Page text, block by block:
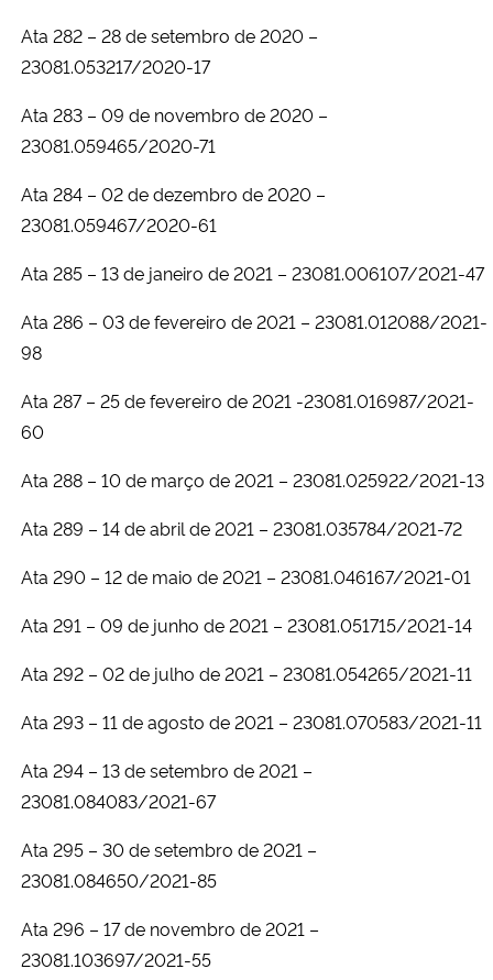
Gabinete de Segurança Institucional
Banco Central do Brasil
Planalto
Ata 282 – 28 de setembro de 2020 –
23081.053217/2020-17
Ata 283 – 09 de novembro de 2020 –
23081.059465/2020-71
Ata 284 – 02 de dezembro de 2020 –
23081.059467/2020-61
Ata 285 – 13 de janeiro de 2021 – 23081.006107/2021-47
Ata 286 – 03 de fevereiro de 2021 – 23081.012088/2021-
98
Ata 287 – 25 de fevereiro de 2021 -23081.016987/2021-
60
Ata 288 – 10 de março de 2021 – 23081.025922/2021-13
Ata 289 – 14 de abril de 2021 – 23081.035784/2021-72
Ata 290 – 12 de maio de 2021 – 23081.046167/2021-01
Ata 291 – 09 de junho de 2021 – 23081.051715/2021-14
Ata 292 – 02 de julho de 2021 – 23081.054265/2021-11
Ata 293 – 11 de agosto de 2021 – 23081.070583/2021-11
Ata 294 – 13 de setembro de 2021 –
23081.084083/2021-67
Ata 295 – 30 de setembro de 2021 –
23081.084650/2021-85
Ata 296 – 17 de novembro de 2021 –
23081.103697/2021-55